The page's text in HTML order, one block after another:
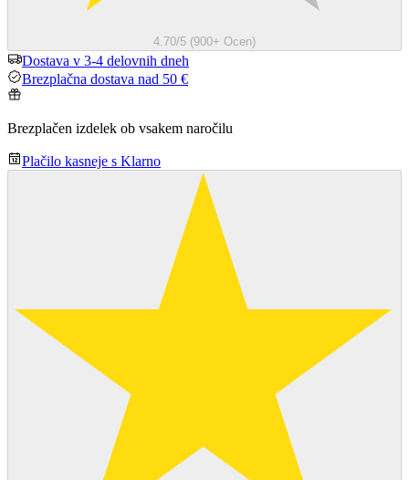
4.70/5 (900+ Ocen)
Dostava v 3-4 delovnih dneh
Brezplačna dostava nad 50 €
Brezplačen izdelek ob vsakem naročilu
Plačilo kasneje s Klarno